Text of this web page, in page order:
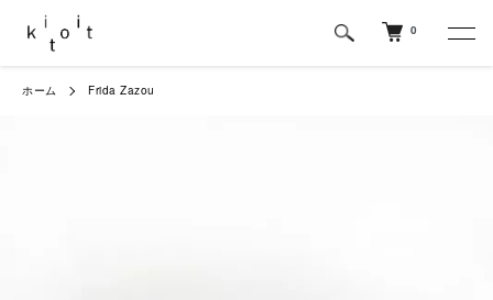
0
ホーム Frida Zazou